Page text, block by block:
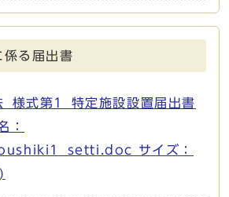
係る届出書
_様式第1_特定施設設置届出書
：
サイズ：